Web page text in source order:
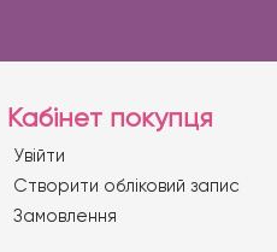
Кабінет покупця
Увійти
Створити обліковий запис
Замовлення